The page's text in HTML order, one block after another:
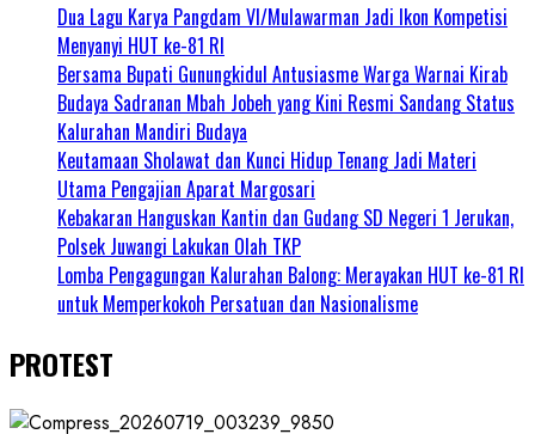
Dua Lagu Karya Pangdam VI/Mulawarman Jadi Ikon Kompetisi
Menyanyi HUT ke-81 RI
Bersama Bupati Gunungkidul Antusiasme Warga Warnai Kirab
Budaya Sadranan Mbah Jobeh yang Kini Resmi Sandang Status
Kalurahan Mandiri Budaya
Keutamaan Sholawat dan Kunci Hidup Tenang Jadi Materi
Utama Pengajian Aparat Margosari
Kebakaran Hanguskan Kantin dan Gudang SD Negeri 1 Jerukan,
Polsek Juwangi Lakukan Olah TKP
Lomba Pengagungan Kalurahan Balong: Merayakan HUT ke-81 RI
untuk Memperkokoh Persatuan dan Nasionalisme
PROTEST